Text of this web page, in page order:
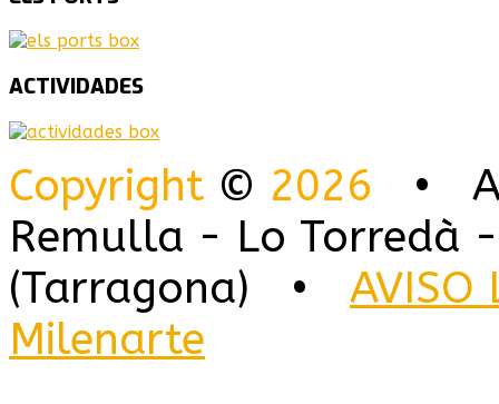
ACTIVIDADES
Copyright © 2026 •
Remulla - Lo Torredà
(Tarragona) • AVISO
Milenarte